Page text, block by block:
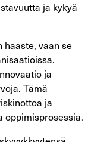
ja kykyä
vaan se
ja
Tämä
ja
oppimisprosessia.